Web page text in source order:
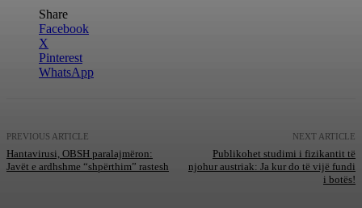
Share
Facebook
X
Pinterest
WhatsApp
PREVIOUS ARTICLE
Hantavirusi, OBSH paralajmëron:
Javët e ardhshme “shpërthim” rastesh
NEXT ARTICLE
Publikohet studimi i fizikantit të
njohur austriak: Ja kur do të vijë fundi
i botës!